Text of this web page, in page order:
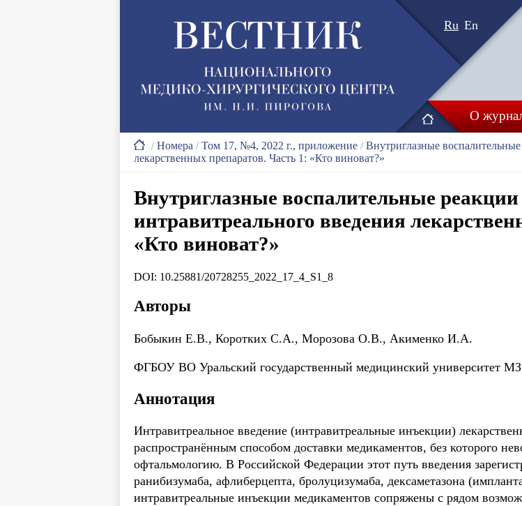
Ru En
О
/Номера /Том 17, №4, 2022 г., приложение /Внутриглазные
лекарственных препаратов. Часть 1: «Кто виноват?»
Внутриглазные воспалительные реакции
интравитреального введения
«Кто виноват?»
DOI: 10.25881/20728255_2022_17_4_S1_8
Авторы
Бобыкин Е.В., Коротких С.А., Морозова О.В., Акименко И.А.
ФГБОУ ВО Уральский государственный медицинский университет
Аннотация
Интравитреальное введение (интравитреальные инъекции)
распространённым способом доставки медикаментов, без которого
офтальмологию. В Российской Федерации этот путь введения
ранибизумаба, афлиберцепта, бролуцизумаба, дексаметазона
интравитреальные инъекции медикаментов сопряжены с рядом